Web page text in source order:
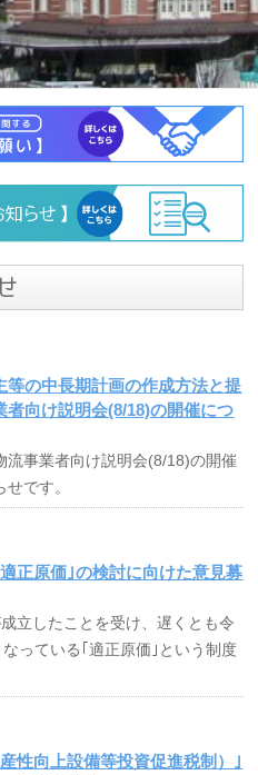
の中長期計画の作成方法と提
向け説明会(8/18)の開催につ
流事業者向け説明会(8/18)の開催
です。
正原価｣の検討に向けた意見募
立したことを受け、遅くとも令
っている｢適正原価｣という制度
性向上設備等投資促進税制）｣